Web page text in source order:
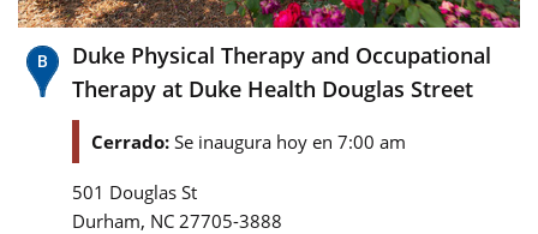
Duke Physical Therapy and Occupational
Therapy at Duke Health Douglas Street
Cerrado: Se inaugura hoy en 7:00 am
501 Douglas St
Durham, NC 27705-3888